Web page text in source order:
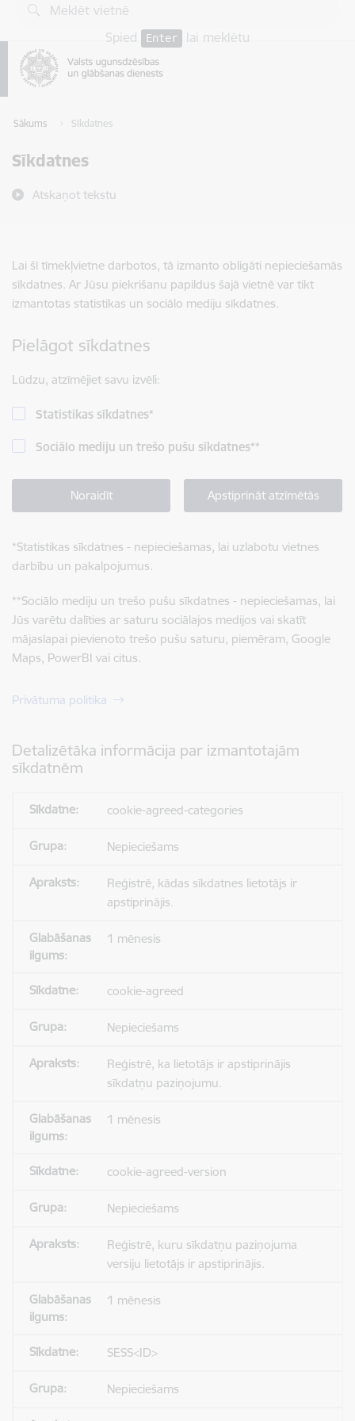
Pāriet uz lapas saturu
Spied
Enter lai meklētu
Sākums Sīkdatnes
Sīkdatnes
Atskaņot tekstu
Lai šī tīmekļvietne darbotos, tā izmanto obligāti nepieciešamās
sīkdatnes. Ar Jūsu piekrišanu papildus šajā vietnē var tikt
izmantotas statistikas un sociālo mediju sīkdatnes.
Pielāgot sīkdatnes
Lūdzu, atzīmējiet savu izvēli:
Statistikas sīkdatnes*
Sociālo mediju un trešo pušu sīkdatnes**
Noraidīt Apstiprināt atzīmētās
*Statistikas sīkdatnes - nepieciešamas, lai uzlabotu vietnes
darbību un pakalpojumus.
**Sociālo mediju un trešo pušu sīkdatnes - nepieciešamas, lai
Jūs varētu dalīties ar saturu sociālajos medijos vai skatīt
mājaslapai pievienoto trešo pušu saturu, piemēram, Google
Maps, PowerBI vai citus.
Privātuma politika
Detalizētāka informācija par izmantotajām
sīkdatnēm
cookie-agreed-categories
Nepieciešams
Reģistrē, kādas sīkdatnes lietotājs ir
apstiprinājis.
1 mēnesis
cookie-agreed
Nepieciešams
Reģistrē, ka lietotājs ir apstiprinājis
sīkdatņu paziņojumu.
1 mēnesis
cookie-agreed-version
Nepieciešams
Reģistrē, kuru sīkdatņu paziņojuma
versiju lietotājs ir apstiprinājis.
1 mēnesis
SESS<ID>
Nepieciešams